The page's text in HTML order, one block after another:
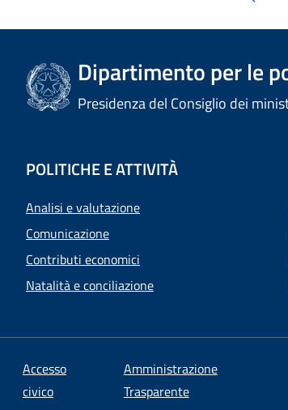
Dipartimento per le
Presidenza del Consiglio dei
POLITICHE E ATTIVITÀ
Analisi e valutazione
Comunicazione
Contributi economici
Natalità e conciliazione
Accesso
civico
Amministrazione
Trasparente